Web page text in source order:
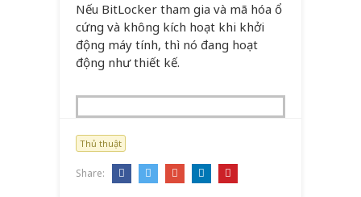
Nếu BitLocker tham gia và mã hóa ổ
cứng và không kích hoạt khi khởi
động máy tính, thì nó đang hoạt
động như thiết kế.
Thủ thuật
Share: